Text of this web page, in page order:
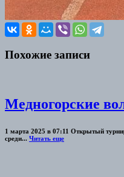
Похожие записи
Медногорские
1 марта 2025 в 07:11 Открытый
среди... Читать еще